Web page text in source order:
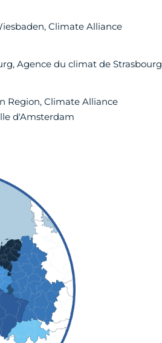
Climate Alliance
Agence du climat de Strasbourg
Climate Alliance
d'Amsterdam